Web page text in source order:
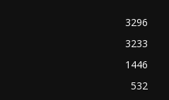
3296
3233
1446
532